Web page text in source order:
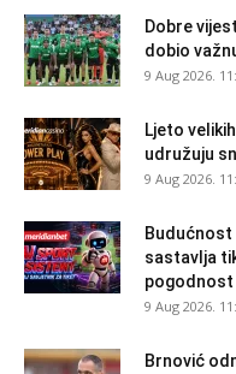
Dobre
dobio
9 Aug 2026.
Ljeto
udružuju
9 Aug 2026.
Budućnost
sastavlja
pogodnost
9 Aug 2026.
Brnović